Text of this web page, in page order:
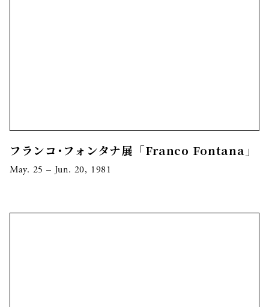
フランコ･フォンタナ展「Franco Fontana」
May. 25 – Jun. 20, 1981